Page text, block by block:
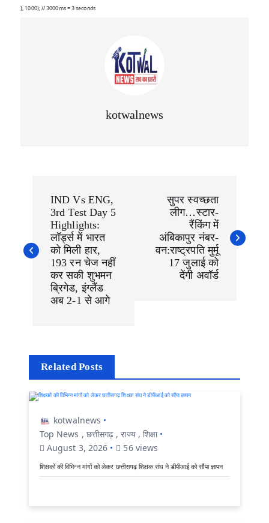
A b ra
}, 1000); // 3000ms = 3 seconds
kotwalnews
v
IND Vs ENG,
3rd Test Day 5
Highlights:
लॉर्ड्स में भारत
को मिली हार,
193 रन चेज नहीं
कर सकी शुभमन
ब्रिगेड, इंग्लैंड
अब 2-1 से आगे
सुपर स्वच्छता
लीग…स्टार-
रैंकिंग में
अंबिकापुर नंबर-
वन:राष्ट्रपति मुर्मू
17 जुलाई को
देंगी अवॉर्ड
Related Posts
kotwalnews
Top News , छत्तीसगढ़ ,राज्य, शिक्षा
August 3, 2026
56 views
शिक्षकों की विभिन्न मांगों को लेकर छत्तीसगढ़ शिक्षक संघ ने डीपीआई को सौंपा ज्ञापन